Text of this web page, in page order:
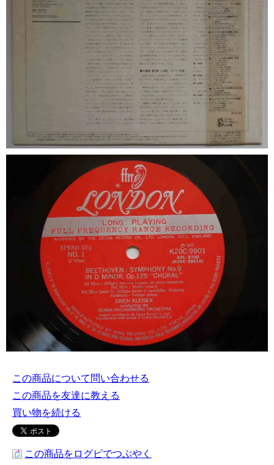
この商品について問い合わせる
この商品を友達に教える
買い物を続ける
この商品をログピでつぶやく